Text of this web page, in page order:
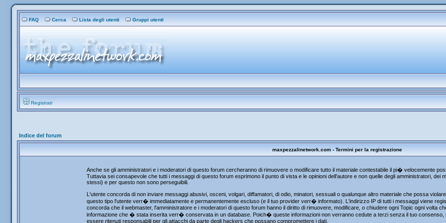
FAQ Cerca Lista degli utenti Gruppi utenti
Registrati
Indice del forum
maxpezzalinetwork.com - Termini per la registrazione
Anche se gli amministratori e i moderatori di questo forum cercheranno di rimuovere o modificare tutto il materiale contestabile il pi� velocemente
Tuttavia sei consapevole che tutti i messaggi di questo forum esprimono il punto di vista e le opinioni dell'autore e non quelle degli amministratori, dei
stessi) e per questo non sono perseguibili.
L'utente concorda di non inviare messaggi abusivi, osceni, volgari, diffamatori, di odio, minatori, sessuali o qualunque altro materiale che possa
questo tipo l'utente verr� immediatamente e permanentemente escluso (e il tuo provider verr� informato). L'indirizzo IP di tutti i messaggi viene
concorda che il webmaster, l'amministratore e i moderatori di questo forum hanno il diritto di rimuovere, modificare, o chiudere ogni Topic ogni volta
informazione che � stata inserita verr� conservata in un database. Poich� queste informazioni non verranno cedute a terzi senza il tuo consenso,
essere ritenuti responsabili per gli attacchi da parte degli hackers che possano compromettere i dati.